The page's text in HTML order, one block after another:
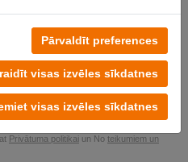
Pārvaldīt preferences
visas izvēles sīkdatnes
visas izvēles sīkdatnes
izmēģinājumu
saistībām
Privātuma politikai un No teikumiem un